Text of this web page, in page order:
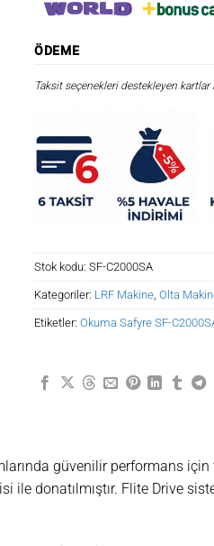
ÖDEME
Taksit seçenekleri destekleyen kartlar
Stok kodu: SF-C2000SA
Kategoriler: LRF Makine, Olta
Etiketler: Okuma Safyre SF-
güvenilir performans
donatılmıştır. Flite Drive